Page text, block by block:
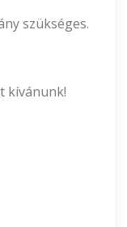
szükséges.
kívánunk!